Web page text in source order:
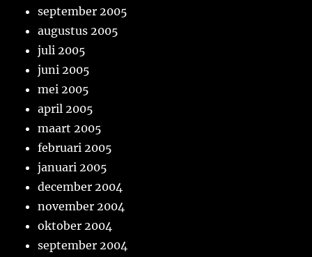
september 2005
augustus 2005
juli 2005
juni 2005
mei 2005
april 2005
maart 2005
februari 2005
januari 2005
december 2004
november 2004
oktober 2004
september 2004